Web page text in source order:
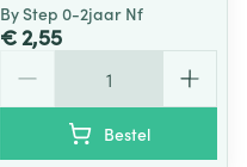
By Step 0-2jaar Nf
€ 2,55
Bestel